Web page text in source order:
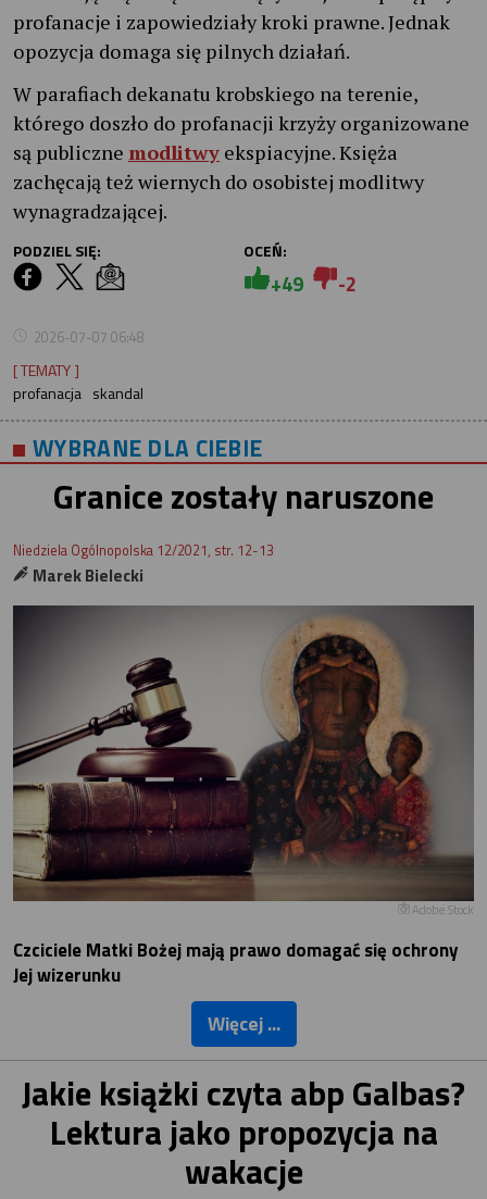
profanacje i zapowiedziały kroki prawne. Jednak
opozycja domaga się pilnych działań.
W parafiach dekanatu krobskiego na terenie,
którego doszło do profanacji krzyży organizowane
są publiczne modlitwy ekspiacyjne. Księża
zachęcają też wiernych do osobistej modlitwy
wynagradzającej.
PODZIEL SIĘ: OCEŃ:
+49 -2
2026-07-07 06:48
[ TEMATY ]
profanacja skandal
WYBRANE DLA CIEBIE
Granice zostały naruszone
Niedziela Ogólnopolska 12/2021, str. 12-13
Marek Bielecki
Adobe.Stock
Czciciele Matki Bożej mają prawo domagać się ochrony
Jej wizerunku
Więcej ...
Jakie książki czyta abp Galbas?
Lektura jako propozycja na
wakacje